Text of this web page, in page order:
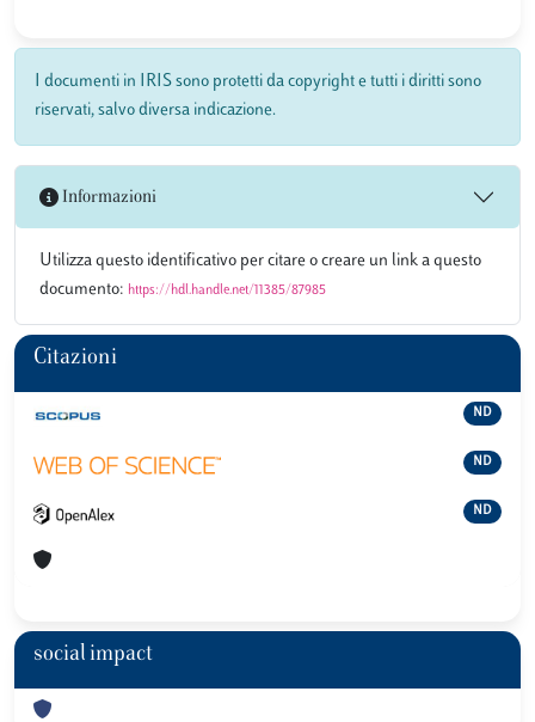
I documenti in IRIS sono protetti da copyright e tutti i diritti sono
riservati, salvo diversa indicazione.
Informazioni
Utilizza questo identificativo per citare o creare un link a questo
documento: https://hdl.handle.net/11385/87985
Citazioni
ND
ND
ND
social impact